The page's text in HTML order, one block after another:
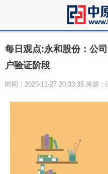
每日观点:永和股份：公
户验证阶段
时间：2025-11-27 20:33:35 来源：